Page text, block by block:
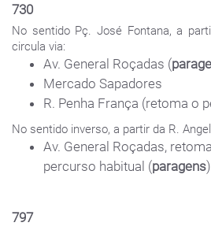
730
No sentido Pç. José Fontana, a
circula via:
Av. General Roçadas (
Mercado Sapadores
R. Penha França (retoma o
No sentido inverso, a partir da R.
Av. General Roçadas,
percurso habitual (paragens)
797